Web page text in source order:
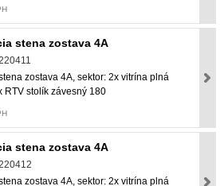
stena zostava 4A
zostava 4A, sektor: 2x vitrína plná
RTV stolík závesný 180
stena zostava 4A
zostava 4A, sektor: 2x vitrína plná